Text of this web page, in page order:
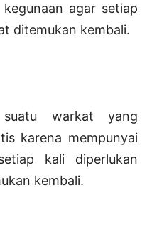
agar setiap
ditemukan kembali.
warkat yang
karena mempunyai
kali diperlukan
kembali.